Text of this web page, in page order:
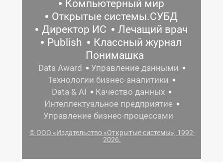
Компьютерный мир
Открытые системы.СУБД
Директор ИС
Лечащий врач
Publish
Классный журнал
Понимашка
Data Award
Управление данными
Технологии бизнес-аналитики
Data & AI
Качество данных
Интеллектуальное предприятие
Управление бизнес-процессами
© ООО «Издательство «Открытые системы», 1992-
2026.